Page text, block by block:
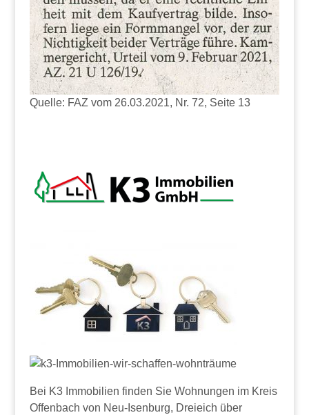
Quelle: FAZ vom 26.03.2021, Nr. 72, Seite 13
Bei K3 Immobilien finden Sie Wohnungen im Kreis
Offenbach von Neu-Isenburg, Dreieich über